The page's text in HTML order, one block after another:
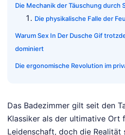
Die Mechanik der Täuschung durch
Die physikalische Falle der
Warum Sex In Der Dusche Gif
dominiert
Die ergonomische Revolution im
Das Badezimmer gilt seit den
Klassiker als der ultimative Ort
Leidenschaft, doch die Realität